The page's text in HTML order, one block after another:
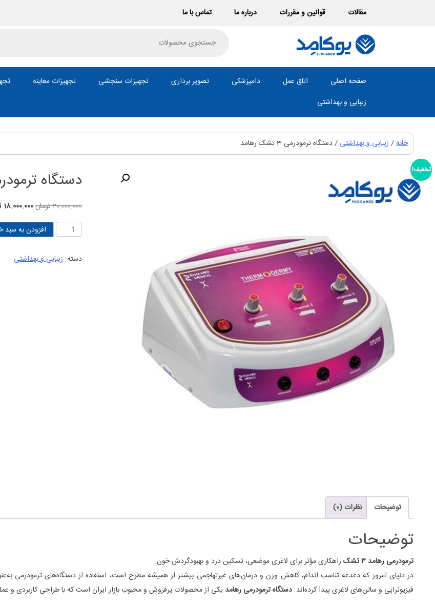
مقالات قوانین و مقررات درباره ما تماس با ما
search
صفحه اصلی اتاق عمل دامپزشکی تصویر برداری تجهیزات سنجشی تجهیزات معاینه
زیبایی و بهداشتی
خانه/ زیبایی و بهداشتی / دستگاه ترمودرمی 3 تشک رهامد
تخفیف! دستگاه ترمودرمی 3 تشک
20.000.000تومانقیمت
اصلی
18.000.000
دستگاه
3
افزودن به سبد
دسته: زیبایی و بهداشتی
توضیحات نظرات (0)
توضیحات
ترمودرمی رهامد ۳ تشک
راهکاری مؤثر برای لاغری موضعی، تسکین درد و بهبودگردش خون.
در دنیای امروز که دغدغه تناسب اندام، کاهش وزن و درمان‌های غیرتهاجمی بیشتر از همیشه مطرح است، استفاده از دستگاه‌های ترمودرمی
فیزیوتراپی و سالن‌های لاغری پیدا کرده‌اند. دستگاه ترمودرمی رهامد یکی از محصولات پرفروش و محبوب بازار ایران است که با طراحی کاربردی و